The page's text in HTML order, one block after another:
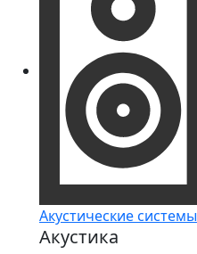
Акустические системы
Акустика